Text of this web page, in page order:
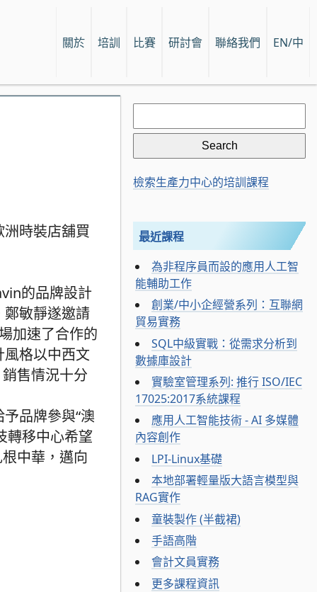
關於 培訓 比賽 研討會 聯絡我們 EN/中
洲時裝店舖買
的品牌設計
敏靜遂邀請
加速了合作的
格以中西文
售情況十分
品牌參與“澳
轉移中心希望
中華，邁向
Search
for:
檢索生產力中心的培訓課程
最近課程
為非程序員而設的應用人工智
能輔助工作
創業/中小企經營系列：互聯網
貿易實務
SQL中級實戰：從需求分析到
數據庫設計
實驗室管理系列: 推行 ISO/IEC
17025:2017系統課程
應用人工智能技術 - AI 多媒體
內容創作
LPI-Linux基礎
本地部署輕量版大語言模型與
RAG實作
童裝製作 (半截裙)
手語高階
會計文員實務
更多課程資訊